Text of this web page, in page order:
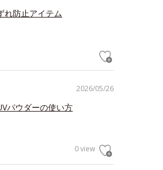
れ防止アイテム
2026/05/26
パウダーの使い方
0 view